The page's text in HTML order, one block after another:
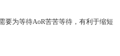
要为等待AoR苦苦等待，有利于缩短